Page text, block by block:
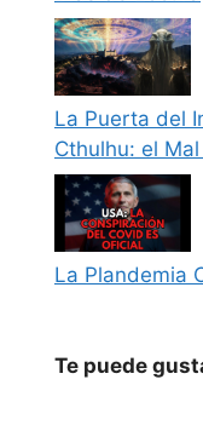
La Puerta del
Cthulhu: el
La Plandemia
Te puede